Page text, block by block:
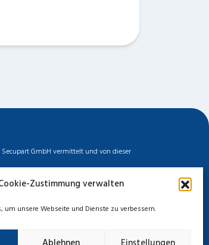
Zustimmung verwalten
um unsere Webseite und Dienste zu verbessern.
GmbH vermittelt und von dieser
unserem fairen Ortstarif bieten. Neben
können wir nicht für die Schnelligkeit,
Daten und die Preise des Partners